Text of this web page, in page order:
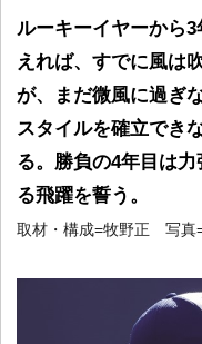
ルーキーイヤーから
えれば、すでに風は
が、まだ微風に過ぎ
スタイルを確立でき
る。勝負の4年目は
る飛躍を誓う。
取材・構成=牧野正 写真